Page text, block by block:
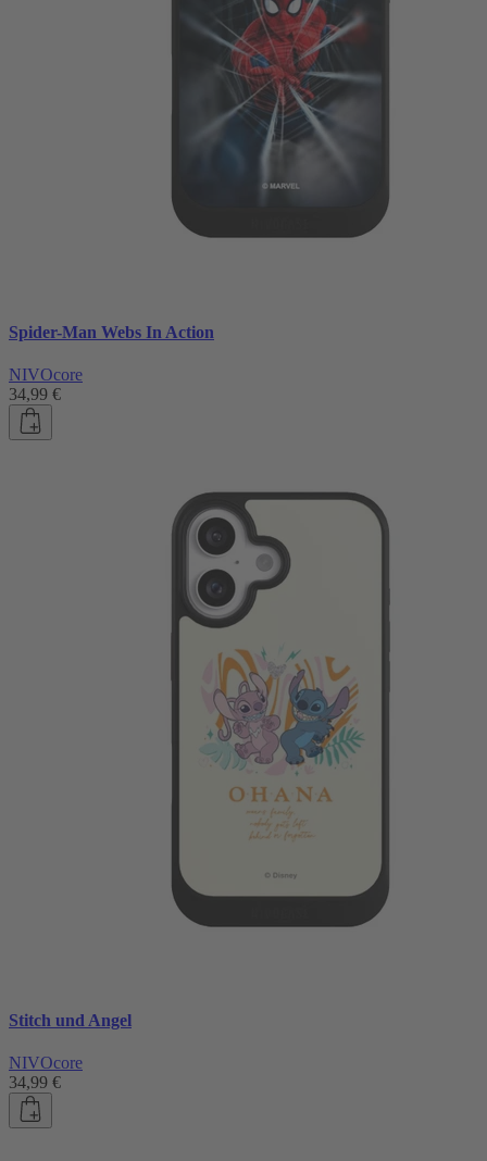
Spider-Man Webs In Action
NIVOcore
34,99 €
Stitch und Angel
NIVOcore
34,99 €